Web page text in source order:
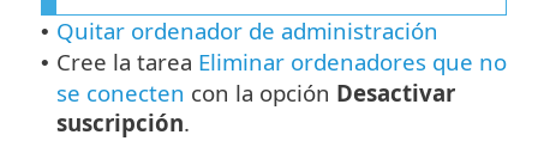
• Quitar ordenador de administración
• Cree la tarea Eliminar ordenadores que no
se conecten con la opción Desactivar
suscripción.